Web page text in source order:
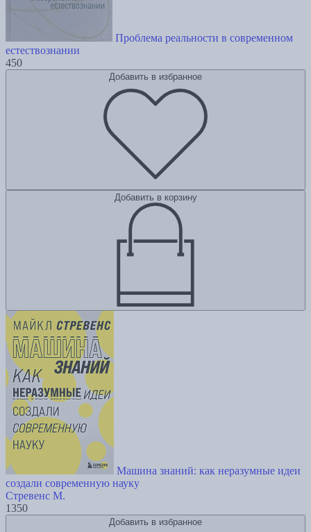
Проблема реальности в современном
естествознании
450
Добавить в избранное
Добавить в корзину
Машина знаний: как неразумные идеи
создали современную науку
Стревенс М.
1350
Добавить в избранное